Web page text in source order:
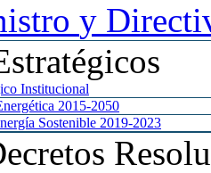
y
Institucional
2015-2050
Sostenible 2019-2023